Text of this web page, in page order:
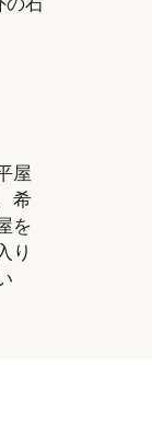
屋
希
を
り